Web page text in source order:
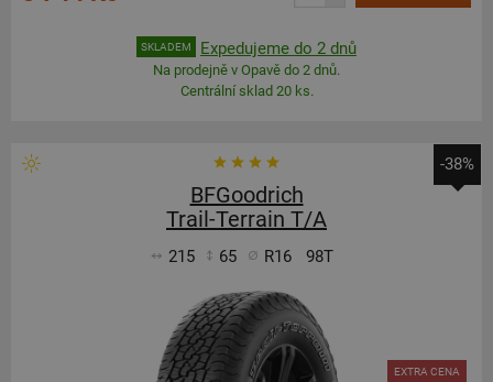
SKLADEM Expedujeme do 2 dnů
Na prodejně v Opavě do 2 dnů.
Centrální sklad 20 ks.
-38%
BFGoodrich
Trail-Terrain T/A
215 65 R16 98T
EXTRA CENA